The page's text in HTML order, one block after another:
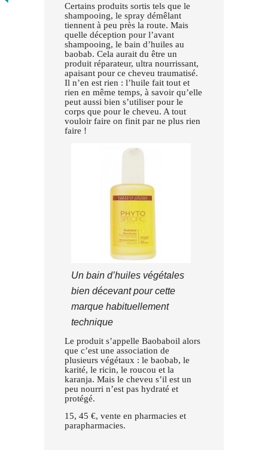
Certains produits sortis tels que le
shampooing, le spray démêlant
tiennent à peu près la route. Mais
quelle déception pour l’avant
shampooing, le bain d’huiles au
baobab. Cela aurait du être un
produit réparateur, ultra nourrissant,
apaisant pour ce cheveu traumatisé.
Il n’en est rien : l’huile fait tout et
rien en même temps, à savoir qu’elle
peut aussi bien s’utiliser pour le
corps que pour le cheveu. A tout
vouloir faire on finit par ne plus rien
faire !
Un bain d’huiles végétales
bien décevant pour cette
marque habituellement
technique
Le produit s’appelle Baobaboil alors
que c’est une association de
plusieurs végétaux : le baobab, le
karité, le ricin, le roucou et la
karanja. Mais le cheveu s’il est un
peu nourri n’est pas hydraté et
protégé.
15, 45 €, vente en pharmacies et
parapharmacies.